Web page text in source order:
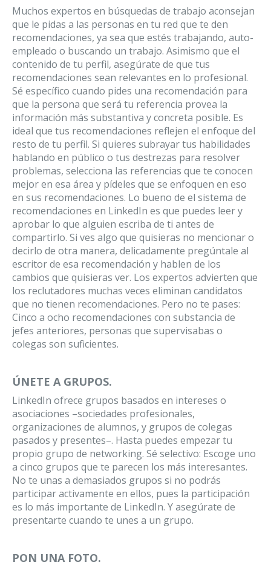
Muchos expertos en búsquedas de trabajo aconsejan
que le pidas a las personas en tu red que te den
recomendaciones, ya sea que estés trabajando, auto-
empleado o buscando un trabajo. Asimismo que el
contenido de tu perfil, asegúrate de que tus
recomendaciones sean relevantes en lo profesional.
Sé específico cuando pides una recomendación para
que la persona que será tu referencia provea la
información más substantiva y concreta posible. Es
ideal que tus recomendaciones reflejen el enfoque del
resto de tu perfil. Si quieres subrayar tus habilidades
hablando en público o tus destrezas para resolver
problemas, selecciona las referencias que te conocen
mejor en esa área y pídeles que se enfoquen en eso
en sus recomendaciones. Lo bueno de el sistema de
recomendaciones en LinkedIn es que puedes leer y
aprobar lo que alguien escriba de ti antes de
compartirlo. Si ves algo que quisieras no mencionar o
decirlo de otra manera, delicadamente pregúntale al
escritor de esa recomendación y hablen de los
cambios que quisieras ver. Los expertos advierten que
los reclutadores muchas veces eliminan candidatos
que no tienen recomendaciones. Pero no te pases:
Cinco a ocho recomendaciones con substancia de
jefes anteriores, personas que supervisabas o
colegas son suficientes.
ÚNETE A GRUPOS.
LinkedIn ofrece grupos basados en intereses o
asociaciones –sociedades profesionales,
organizaciones de alumnos, y grupos de colegas
pasados y presentes–. Hasta puedes empezar tu
propio grupo de networking. Sé selectivo: Escoge uno
a cinco grupos que te parecen los más interesantes.
No te unas a demasiados grupos si no podrás
participar activamente en ellos, pues la participación
es lo más importante de LinkedIn. Y asegúrate de
presentarte cuando te unes a un grupo.
PON UNA FOTO.